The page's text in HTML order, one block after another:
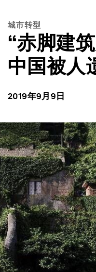
城市转型
“赤脚建
中国被人
2019年9月9日